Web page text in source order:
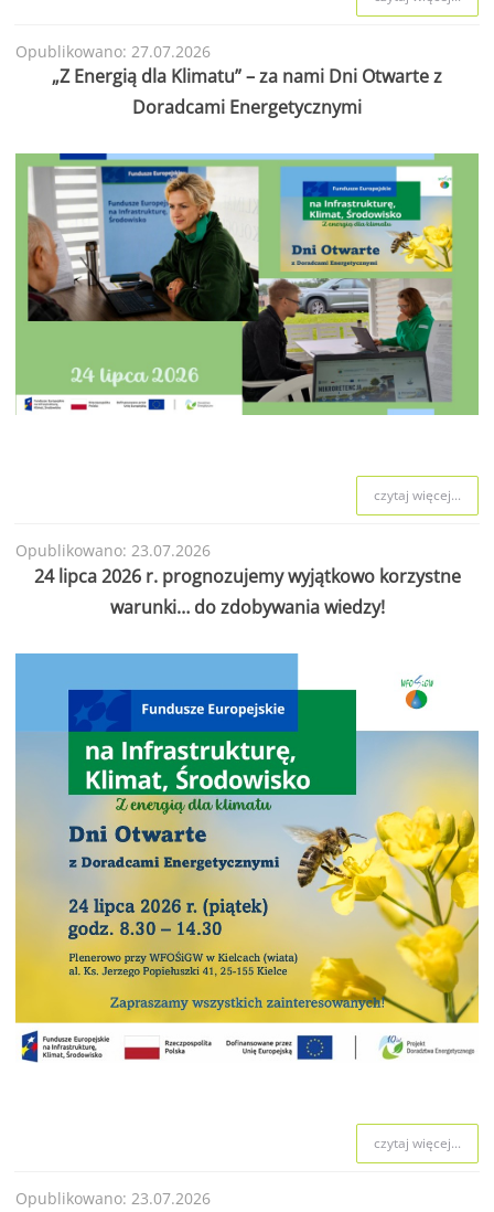
Opublikowano: 27.07.2026
„Z Energią dla Klimatu” – za nami Dni Otwarte z
Doradcami Energetycznymi
czytaj więcej...
Opublikowano: 23.07.2026
24 lipca 2026 r. prognozujemy wyjątkowo korzystne
warunki… do zdobywania wiedzy!
czytaj więcej...
Opublikowano: 23.07.2026